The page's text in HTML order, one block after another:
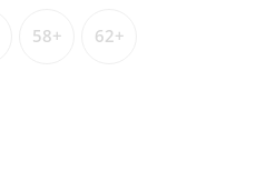
58+ 62+